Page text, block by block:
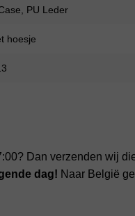
PU Leder
hoesje
Dan verzenden wij
dag! Naar België